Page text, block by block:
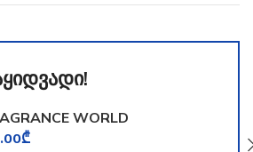
WORLD
₾